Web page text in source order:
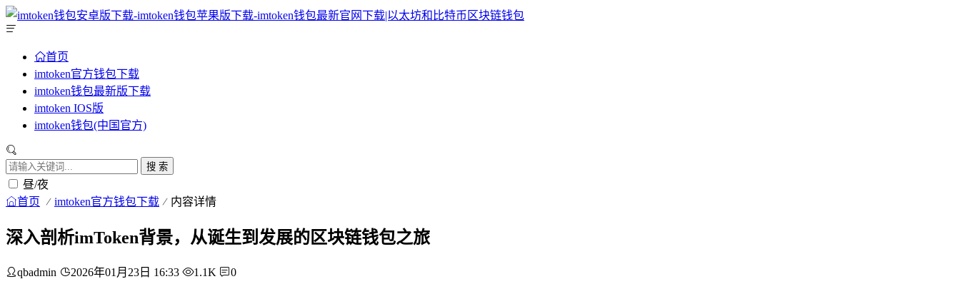
首页
imtoken官方钱包下载
imtoken钱包最新版下载
imtoken IOS版
imtoken钱包(中国官方)
搜 索
昼/夜
首页 imtoken官方钱包下载 内容详情
深入剖析imToken背景，从诞生到发展的区块链钱包之旅
qbadmin 2026年01月23日 16:33 1.1K 0